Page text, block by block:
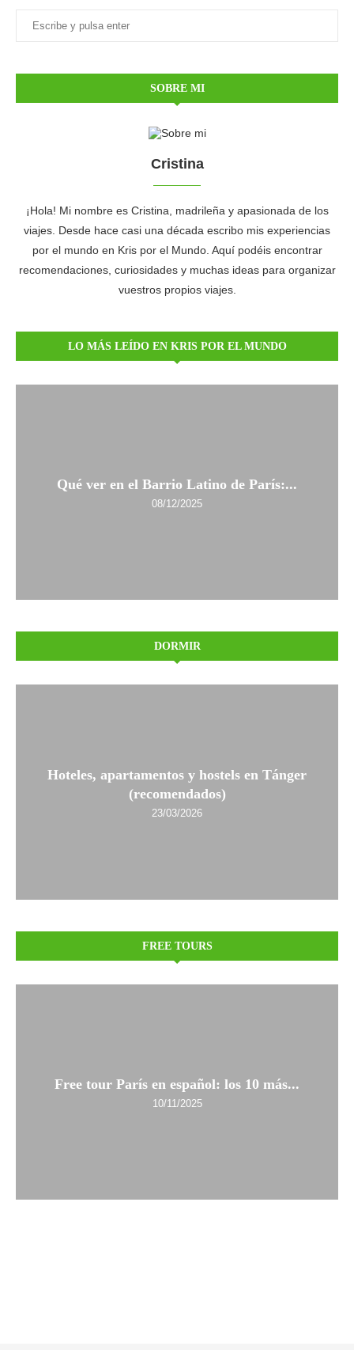
SOBRE MI
Cristina
¡Hola! Mi nombre es Cristina, madrileña y apasionada de los
viajes. Desde hace casi una década escribo mis experiencias
por el mundo en Kris por el Mundo. Aquí podéis encontrar
recomendaciones, curiosidades y muchas ideas para organizar
vuestros propios viajes.
LO MÁS LEÍDO EN KRIS POR EL MUNDO
Qué ver en el Barrio Latino de París:...
08/12/2025
DORMIR
Hoteles, apartamentos y hostels en Tánger
(recomendados)
23/03/2026
FREE TOURS
Free tour París en español: los 10 más...
10/11/2025